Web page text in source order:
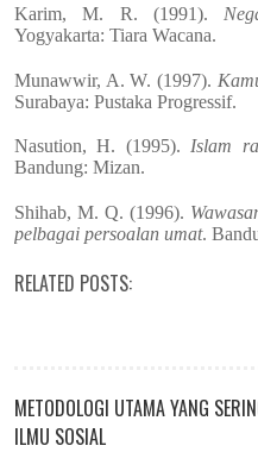
Karim, M. R. (1991).
Yogyakarta: Tiara Wacana.
Munawwir, A. W. (1997).
Surabaya: Pustaka Progressif.
Nasution, H. (1995). Islam
Bandung: Mizan.
Shihab, M. Q. (1996).
pelbagai persoalan umat.
RELATED POSTS:
METODOLOGI UTAMA YANG
ILMU SOSIAL